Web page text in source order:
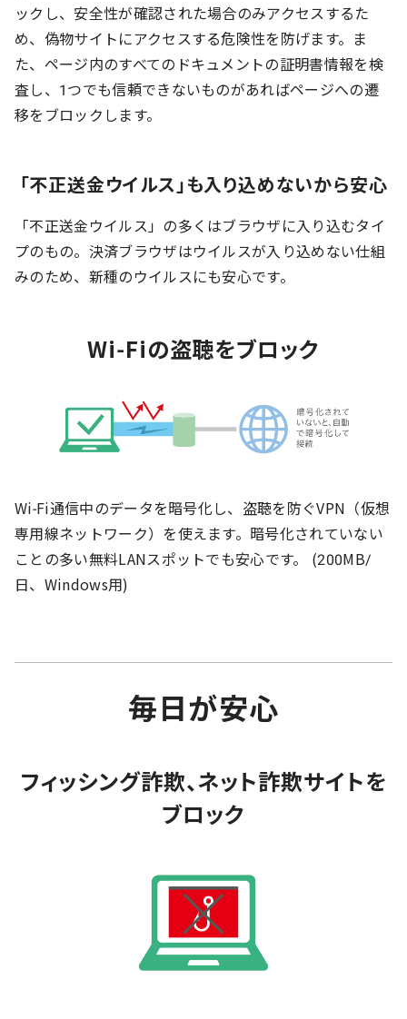
ックし、安全性が確認された場合のみアクセスするた
め、偽物サイトにアクセスする危険性を防げます。ま
た、ページ内のすべてのドキュメントの証明書情報を検
査し、1つでも信頼できないものがあればページへの遷
移をブロックします。
「不正送金ウイルス」も入り込めないから安心
「不正送金ウイルス」の多くはブラウザに入り込むタイ
プのもの。決済ブラウザはウイルスが入り込めない仕組
みのため、新種のウイルスにも安心です。
Wi-Fiの盗聴をブロック
Wi-Fi通信中のデータを暗号化し、盗聴を防ぐVPN（仮想
専用線ネットワーク）を使えます。暗号化されていない
ことの多い無料LANスポットでも安心です。 (200MB/
日、Windows用)
毎日が安心
フィッシング詐欺、ネット詐欺サイトを
ブロック